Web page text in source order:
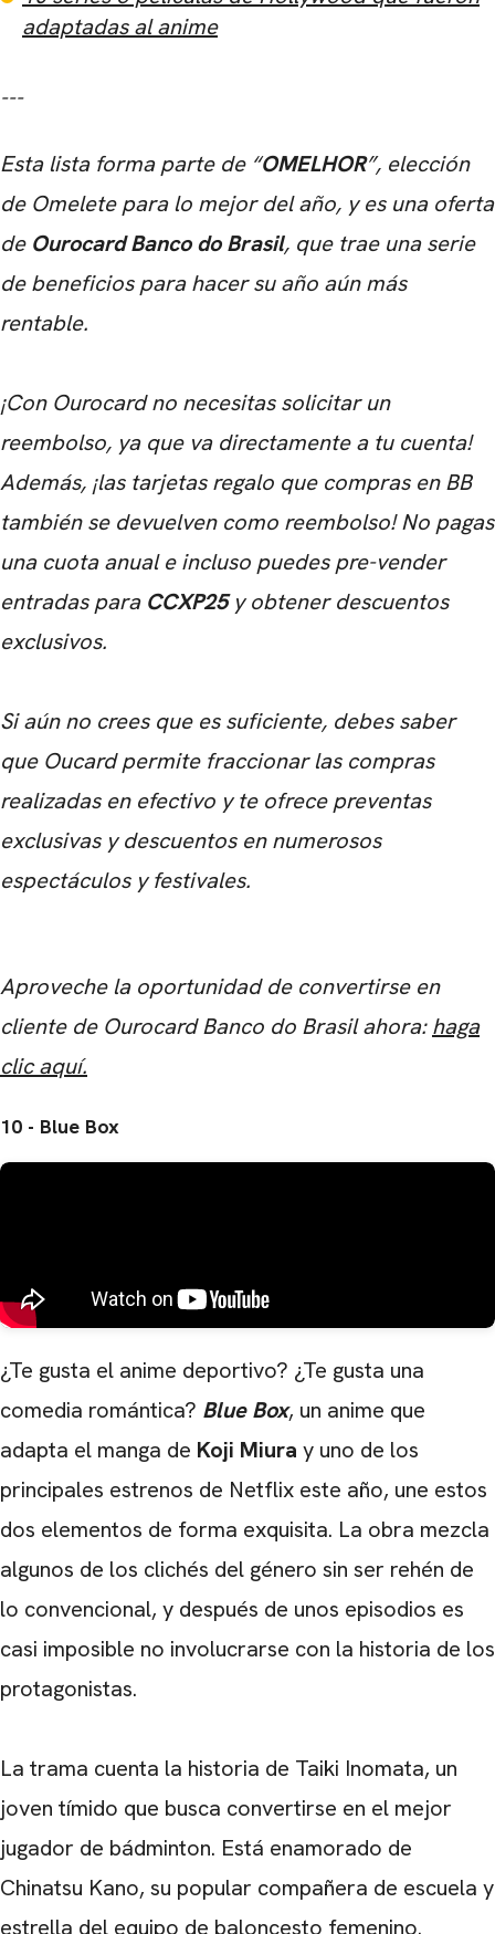
adaptadas al anime
---
Esta lista forma parte de “OMELHOR”, elección
de Omelete para lo mejor del año, y es una oferta
de Ourocard Banco do Brasil, que trae una serie
de beneficios para hacer su año aún más
rentable.
¡Con Ourocard no necesitas solicitar un
reembolso, ya que va directamente a tu cuenta!
Además, ¡las tarjetas regalo que compras en BB
también se devuelven como reembolso! No pagas
una cuota anual e incluso puedes pre-vender
entradas para CCXP25y obtener descuentos
exclusivos.
Si aún no crees que es suficiente, debes saber
que Oucard permite fraccionar las compras
realizadas en efectivo y te ofrece preventas
exclusivas y descuentos en numerosos
espectáculos y festivales.
Aproveche la oportunidad de convertirse en
cliente de Ourocard Banco do Brasil ahora:haga
clic aquí.
10 - Blue Box
¿Te gusta el anime deportivo? ¿Te gusta una
comedia romántica? Blue Box, un anime que
adapta el manga de Koji Miura y uno de los
principales estrenos de Netflix este año, une estos
dos elementos de forma exquisita. La obra mezcla
algunos de los clichés del género sin ser rehén de
lo convencional, y después de unos episodios es
casi imposible no involucrarse con la historia de los
protagonistas.
La trama cuenta la historia de Taiki Inomata, un
joven tímido que busca convertirse en el mejor
jugador de bádminton. Está enamorado de
Chinatsu Kano, su popular compañera de escuela y
estrella del equipo de baloncesto femenino.